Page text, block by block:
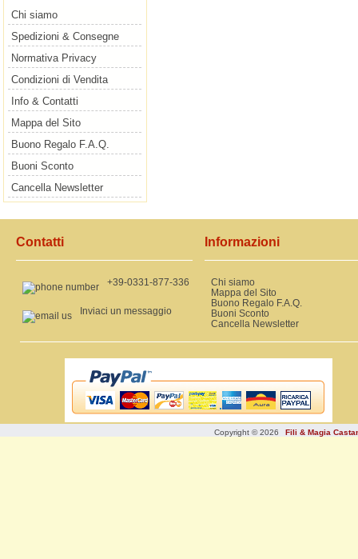
Chi siamo
Spedizioni & Consegne
Normativa Privacy
Condizioni di Vendita
Info & Contatti
Mappa del Sito
Buono Regalo F.A.Q.
Buoni Sconto
Cancella Newsletter
Contatti
+39-0331-877-336
Inviaci un messaggio
Informazioni
Chi siamo
Mappa del Sito
Buono Regalo F.A.Q.
Buoni Sconto
Cancella Newsletter
Copyright © 2026 Fili & Magia